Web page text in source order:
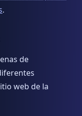
.
de
web de la